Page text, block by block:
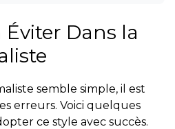
Éviter Dans la
semble simple, il est
erreurs. Voici quelques
ce style avec succès.